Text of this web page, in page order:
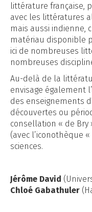
littérature française,
avec les littératures
mais aussi indienne,
matériau disponible
ici de nombreuses
nombreuses
Au-delà de la
envisage également
des enseignements
découvertes ou
consellation « de Bry
(avec l’iconothèque
sciences.
Jérôme David
Chloé Gabathuler